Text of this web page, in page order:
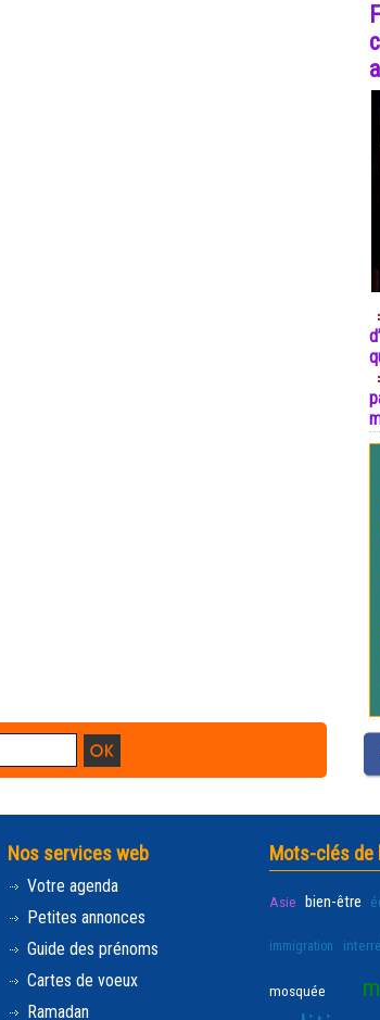
Nos services web
Votre agenda
Petites annonces
Guide des prénoms
Cartes de voeux
Ramadan
Mots-clés de
Asie bien-être
immigration
mosquée